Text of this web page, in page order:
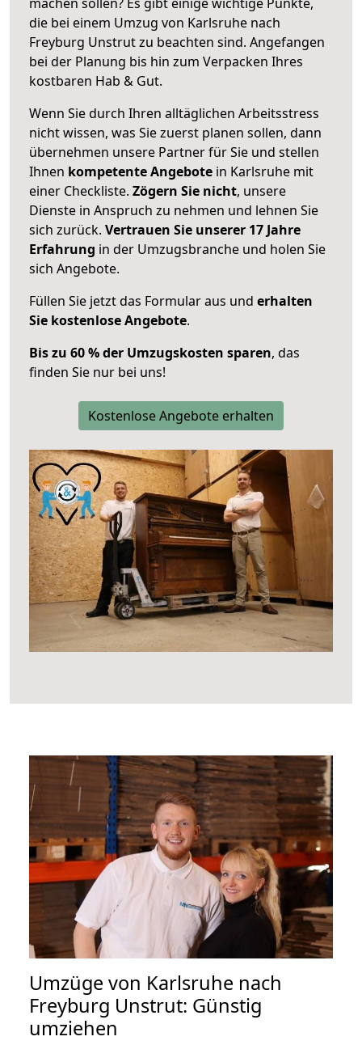
die bei einem Umzug von Karlsruhe nach
Freyburg Unstrut zu beachten sind. Angefangen
bei der Planung bis hin zum Verpacken Ihres
kostbaren Hab & Gut.
Wenn Sie durch Ihren alltäglichen Arbeitsstress
nicht wissen, was Sie zuerst planen sollen, dann
übernehmen unsere Partner für Sie und stellen
Ihnen kompetente Angebote in Karlsruhe mit
einer Checkliste. Zögern Sie nicht, unsere
Dienste in Anspruch zu nehmen und lehnen Sie
sich zurück. Vertrauen Sie unserer 17 Jahre
Erfahrung in der Umzugsbranche und holen Sie
sich Angebote.
Füllen Sie jetzt das Formular aus und erhalten
Sie kostenlose Angebote.
Bis zu 60 % der Umzugskosten sparen, das
finden Sie nur bei uns!
Kostenlose Angebote erhalten
Umzüge von Karlsruhe nach
Freyburg Unstrut: Günstig
umziehen